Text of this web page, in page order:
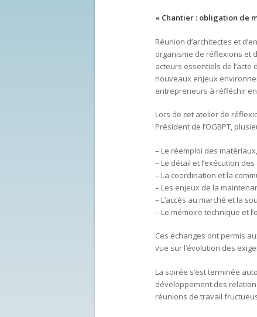
« Chantier : obligation de
Réunion d’architectes et
organisme de réflexions et
acteurs essentiels de l’acte
nouveaux enjeux
entrepreneurs à réfléchir
Lors de cet atelier de
Président de l’OGBPT,
– Le réemploi des
– Le détail et l’exécution
– La coordination et la
– Les enjeux de la
– L’accès au marché et la
– Le mémoire technique et
Ces échanges ont permis
vue sur l’évolution des
La soirée s’est terminée
développement des
réunions de travail